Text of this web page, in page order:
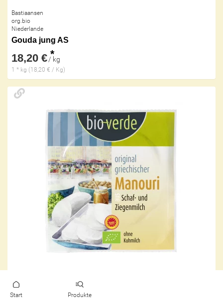
Bastiaansen
org.bio
Niederlande
Gouda jung AS
18,20 € *
/ kg
1 * kg (18,20 € / Kg)
Start Produkte